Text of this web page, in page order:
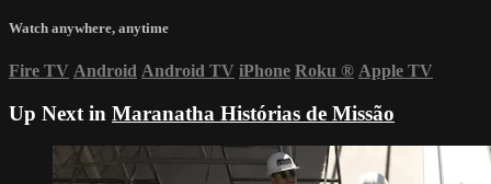
Watch anywhere, anytime
Fire TV Android Android TV iPhone Roku ® Apple TV
Up Next in Maranatha Histórias de Missão